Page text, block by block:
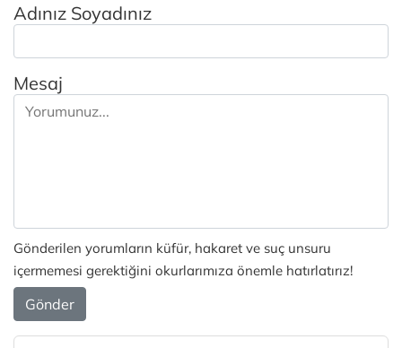
Adınız Soyadınız
Mesaj
Gönderilen yorumların küfür, hakaret ve suç unsuru
içermemesi gerektiğini okurlarımıza önemle hatırlatırız!
Gönder